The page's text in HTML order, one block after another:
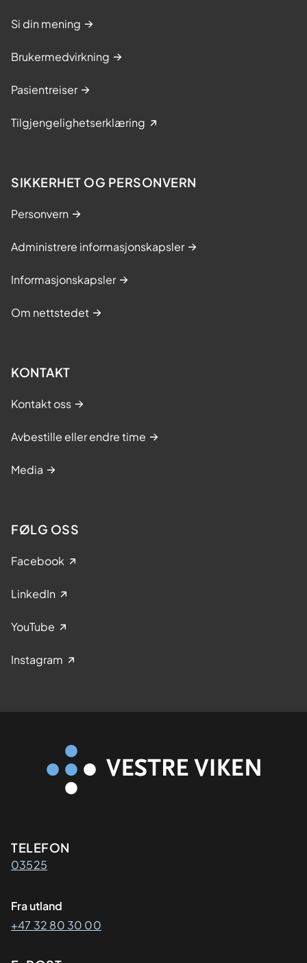
Si din mening
Brukermedvirkning
Pasientreiser
Tilgjengelighetserklæring
SIKKERHET OG PERSONVERN
Personvern
Administrere informasjonskapsler
Informasjonskapsler
Om nettstedet
KONTAKT
Kontakt oss
Avbestille eller endre time
Media
FØLG OSS
Facebook
LinkedIn
YouTube
Instagram
Kontaktinformasjon
TELEFON
03525
Fra utland
+47 32 80 30 00